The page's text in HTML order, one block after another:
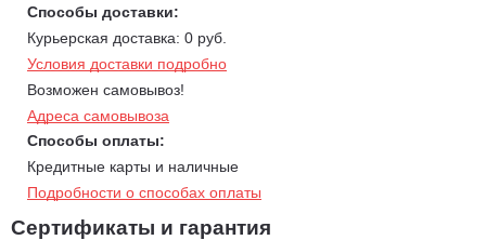
Способы доставки:
Курьерская доставка: 0 руб.
Условия доставки подробно
Возможен самовывоз!
Адреса самовывоза
Способы оплаты:
Кредитные карты и наличные
Подробности о способах оплаты
Сертификаты и гарантия